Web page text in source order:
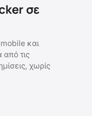
σε
και
τις
χωρίς